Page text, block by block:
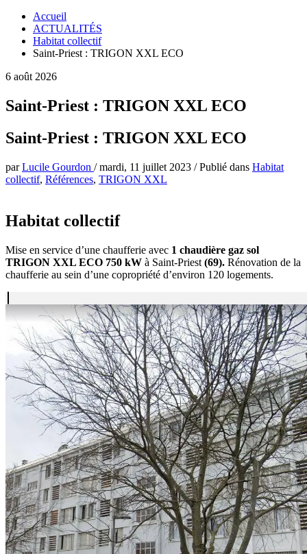
Accueil
ACTUALITÉS
Habitat collectif
Saint-Priest : TRIGON XXL ECO
6 août 2026
Saint-Priest : TRIGON XXL ECO
Saint-Priest : TRIGON XXL ECO
parLucile Gourdon /mardi, 11 juillet 2023 /Publié dans Habitat
collectif, Références, TRIGON XXL
Habitat collectif
Mise en service d’une chaufferie avec 1 chaudière gaz sol
TRIGON XXL ECO 750 kW à Saint-Priest (69). Rénovation de la
chaufferie au sein d’une copropriété d’environ 120 logements.